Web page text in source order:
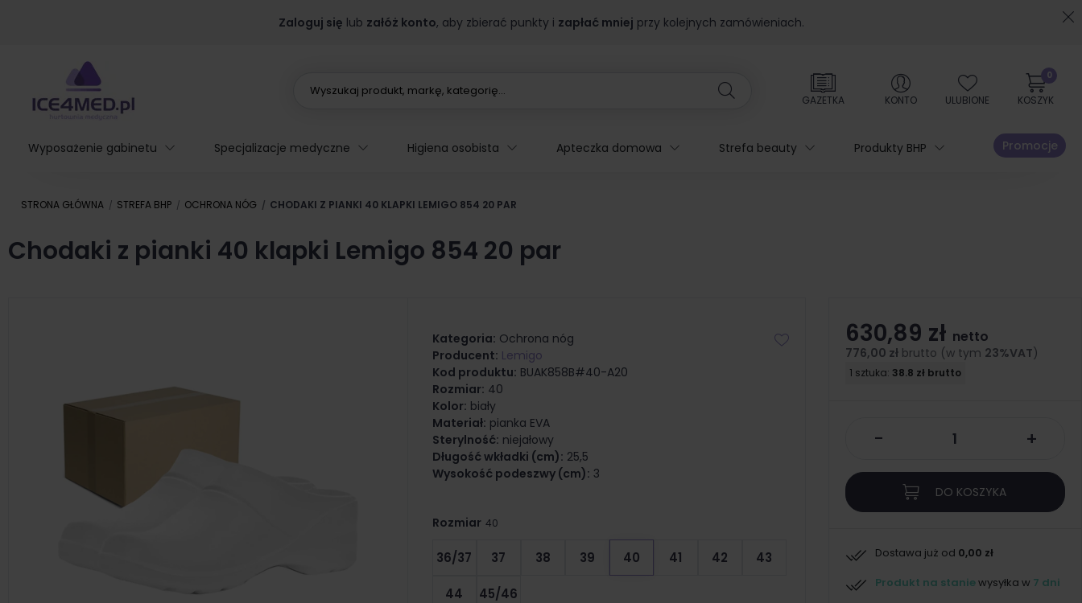
Zaloguj się lub załóż konto, aby zbierać punkty i zapłać mniej przy kolejnych zamówieniach.
GAZETKA KONTO ULUBIONE KOSZYK
0
Wyposażenie gabinetu Specjalizacje medyczne Higiena osobista Apteczka domowa Strefa beauty Produkty BHP Promocje
STRONA GŁÓWNA STREFA BHP OCHRONA NÓG CHODAKI Z PIANKI 40 KLAPKI LEMIGO 854 20 PAR
Chodaki z pianki 40 klapki Lemigo 854 20 par
Kategoria: Ochrona nóg
Producent: Lemigo
Kod produktu: BUAK858B#40-A20
Rozmiar: 40
Kolor: biały
Materiał: pianka EVA
Sterylność: niejałowy
Długość wkładki (cm): 25,5
Wysokość podeszwy (cm): 3
Rozmiar 40
36/37 37 38 39 40 41 42 43
44 45/46
630,89 zł netto
776,00 złbrutto (w tym 23%VAT)
1 sztuka: 38.8 zł brutto
- +
DO KOSZYKA
Dostawa już od 0,00 zł
Produkt na staniewysyłka w 7 dni